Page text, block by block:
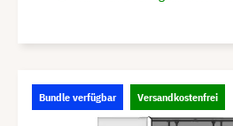
Bundle verfügbar Versandkostenfrei